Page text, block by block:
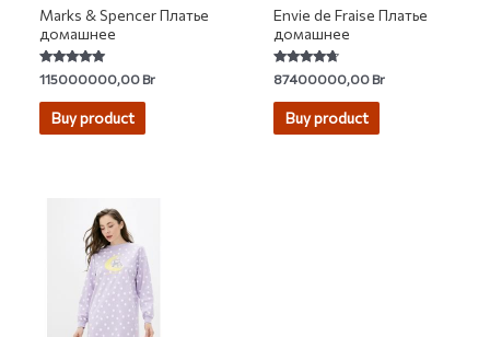
Marks & Spencer Платье
домашнее
Rated
4.79
out of 5
115000000,00Br
Buy product
Envie de Fraise Платье
домашнее
Rated
4.50
out of 5
87400000,00Br
Buy product